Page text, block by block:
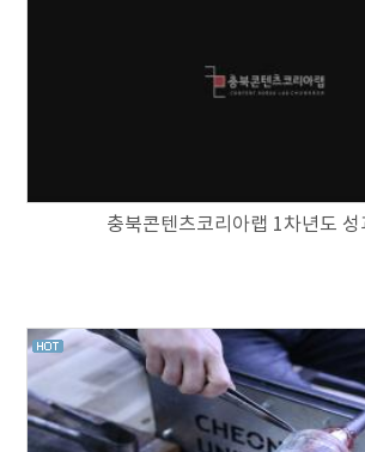
충북콘텐츠코리아랩 1차년도 성